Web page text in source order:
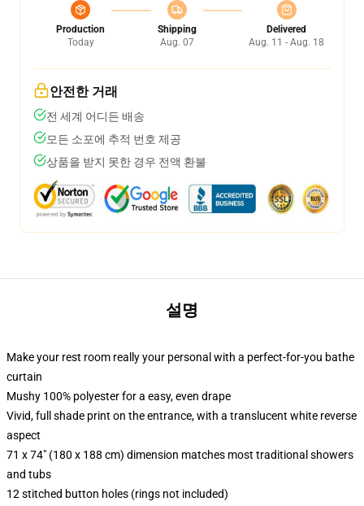
Production
Today
Shipping
Aug. 07
Delivered
Aug. 11 - Aug. 18
안전한 거래
전 세계 어디든 배송
모든 소포에 추적 번호 제공
상품을 받지 못한 경우 전액 환불
설명
Make your rest room really your personal with a perfect-for-you bathe
curtain
Mushy 100% polyester for a easy, even drape
Vivid, full shade print on the entrance, with a translucent white reverse
aspect
71 x 74" (180 x 188 cm) dimension matches most traditional showers
and tubs
12 stitched button holes (rings not included)